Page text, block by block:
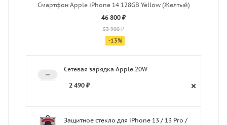
Смартфон Apple iPhone 14 128GB Yellow (Желтый)
46 800 ₽
53 900 ₽
-13%
Сетевая зарядка Apple 20W
2 490 ₽
Защитное стекло для iPhone 13 / 13 Pro /